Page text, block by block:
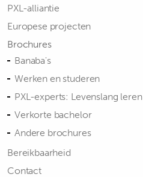
PXL-alliantie
Europese projecten
Brochures
Banaba's
Werken en studeren
PXL-experts: Levenslang leren
Verkorte bachelor
Andere brochures
Bereikbaarheid
Contact